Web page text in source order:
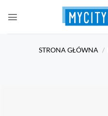
STRONA GŁÓWNA /